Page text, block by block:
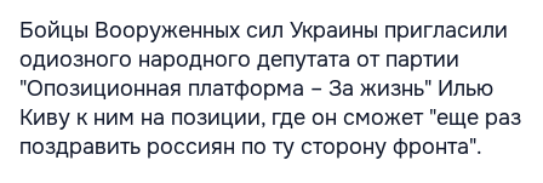
Бойцы Вооруженных сил Украины пригласили
одиозного народного депутата от партии
"Опозиционная платформа – За жизнь" Илью
Киву к ним на позиции, где он сможет "еще раз
поздравить россиян по ту сторону фронта".